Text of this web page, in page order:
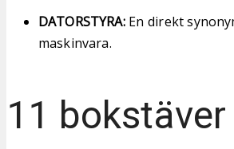
DATORSTYRA:En direkt
maskinvara.
11 bokstäver